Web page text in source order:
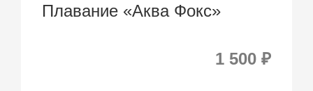
Плавание «Аква Фокс»
1 500 ₽